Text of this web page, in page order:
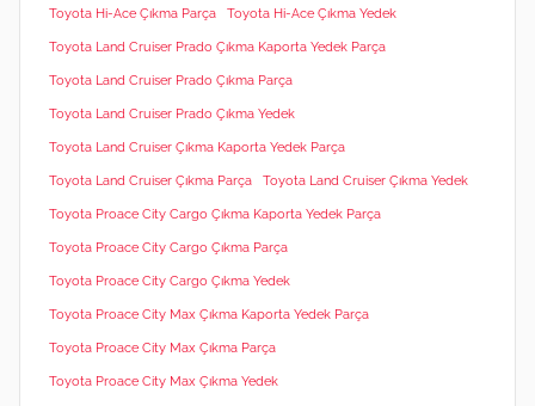
Toyota Hi-Ace Çıkma Parça Toyota Hi-Ace Çıkma Yedek
Toyota Land Cruiser Prado Çıkma Kaporta Yedek Parça
Toyota Land Cruiser Prado Çıkma Parça
Toyota Land Cruiser Prado Çıkma Yedek
Toyota Land Cruiser Çıkma Kaporta Yedek Parça
Toyota Land Cruiser Çıkma Parça Toyota Land Cruiser Çıkma Yedek
Toyota Proace City Cargo Çıkma Kaporta Yedek Parça
Toyota Proace City Cargo Çıkma Parça
Toyota Proace City Cargo Çıkma Yedek
Toyota Proace City Max Çıkma Kaporta Yedek Parça
Toyota Proace City Max Çıkma Parça
Toyota Proace City Max Çıkma Yedek